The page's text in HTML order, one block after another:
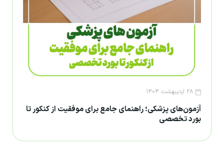
۲۸ اردیبهشت ۱۴۰۴
آزمون‌های پزشکی؛ راهنمای جامع برای موفقیت از کنکور تا
بورد تخصصی